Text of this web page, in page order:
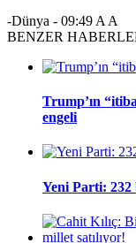
-Dünya - 09:49 A A
BENZER
Trump’ın
engeli
Yeni Parti: 232